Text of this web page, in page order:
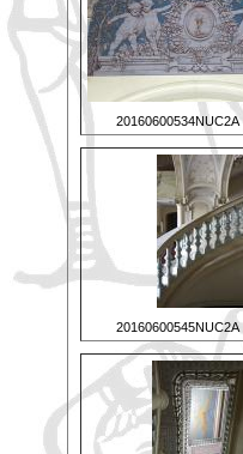
20160600534NUC2A
20160600545NUC2A